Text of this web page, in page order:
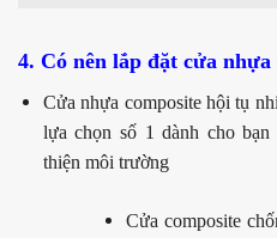
4. Có nên lắp đặt cửa nhựa
Cửa nhựa composite hội tụ
lựa chọn số 1 dành cho
thiện môi trường
Cửa composite